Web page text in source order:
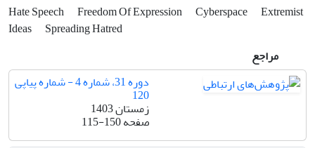
Hate Speech Freedom Of Expression Cyberspace
Extremist
Ideas
Spreading Hatred
مراجع
دوره 31، شماره 4 - شماره پیاپی
120
زمستان 1403
صفحه115-150